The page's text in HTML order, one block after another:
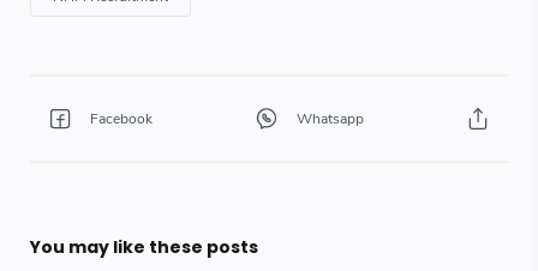
You may like these posts